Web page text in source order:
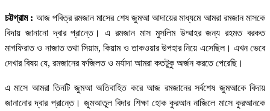
চট্টগ্রাম : আজ পবিত্র রমজান মাসের শেষ জুমআ আদায়ের মাধ্যমে আমরা রমজান মাসকে
বিদায় জানানো দ্বার প্রান্তে। এ রমজান মাস মুসলিম উম্মাহর জন্য রহমত বরকত
মাগফিরাত ও নাজাত তথা সিয়াম, কিয়াম ও তাকওয়ার উপহার নিয়ে এসেছিল। এখন ভেবে
দেখার বিষয় যে, রমজানের ফজিলত ও মর্যাদা আমরা কতটুকু অর্জন করতে পেরেছি।
এ মাসে আমরা তিনটি জুমআ অতিবাহিত করে আজ রমজানের সর্বশেষ জুমআকে বিদায়
জানানোর দ্বার প্রান্তে। জুমআতুল বিদার শিক্ষা হোক কুরআন নাজিলে মাসে কুরআনকে